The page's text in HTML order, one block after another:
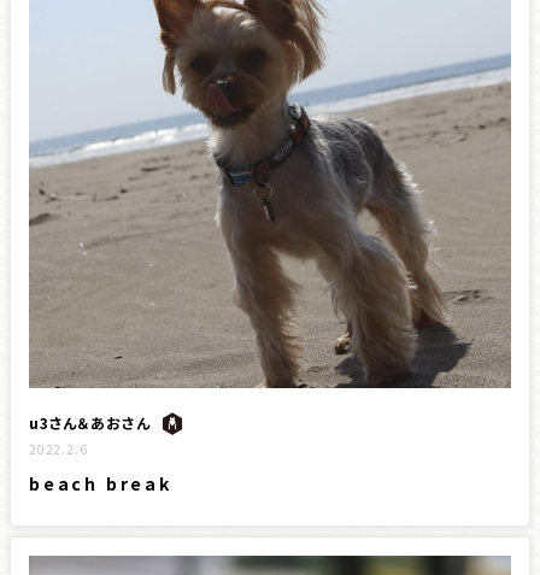
u3さん＆あおさん
2022.2.6
beach break